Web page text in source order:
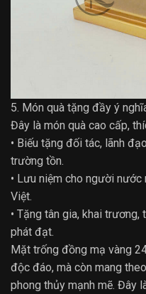
5. Món quà tặng đầy ý
Đây là món quà cao cấp,
• Biếu tặng đối tác, lãnh
trường tồn.
• Lưu niệm cho người
Việt.
• Tặng tân gia, khai
phát đạt.
Mặt trống đồng mạ vàng
độc đáo, mà còn mang
phong thủy mạnh mẽ. Đây